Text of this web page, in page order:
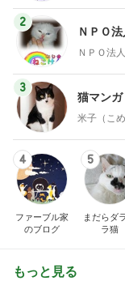
2
ＮＰＯ
ＮＰＯ法
3
猫マン
米子（こめ
4
ファーブル家
のブログ
5
まだらダ
ラ猫
もっと見る